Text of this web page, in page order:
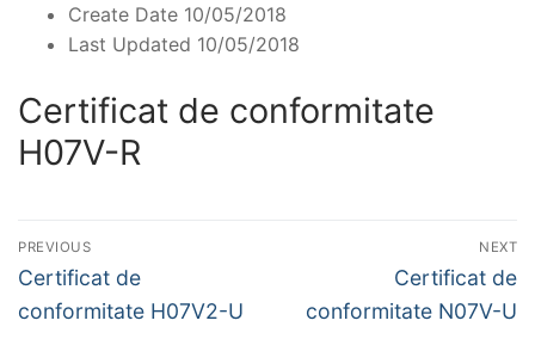
Create Date 10/05/2018
Last Updated 10/05/2018
Certificat de conformitate
H07V-R
Navigare
în
articole
PREVIOUS
Previous
post:
Certificat de
conformitate H07V2-U
NEXT
Next
post:
Certificat de
conformitate N07V-U